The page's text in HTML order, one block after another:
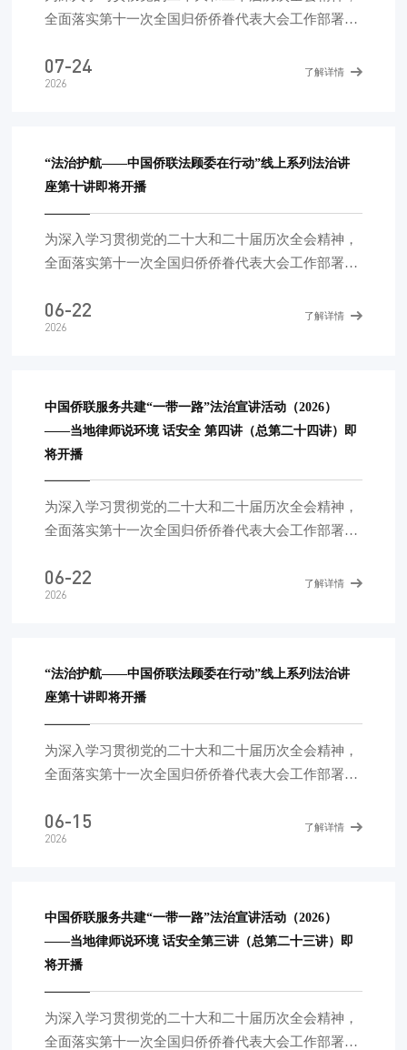
全面落实第十一次全国归侨侨眷代表大会工作部署，
会上的讲话精神，开展中国公民、中资机构海外风险
应对法律宣传，切实为中国公民和企业在共建“一带
说环境 话安全”法治宣讲活动。活动由中国侨联主
办，中国侨联法顾委、中国侨商会协办，中国中小企
律服务联盟支持。活动还得到全国工商联、中国中小
企业发展促进中心的大力支持。 今年第五讲(总第二
07-24
2026
了解详情
“法治护航——中国侨联法顾委在行动”线上系列法治讲
座第十讲即将开播
为深入学习贯彻党的二十大和二十届历次全会精神，
全面落实第十一次全国归侨侨眷代表大会工作部署，
侨企提供前置法律服务，帮助防范经营风险，由中国
侨联主办，中国侨联法顾委、中国侨商会协办的“法
接参见文末。 第十讲将于北京时间6月18日(周
四)14:30开播，由中国侨联法顾委民事经济专委会委
员，宁人律师事务所主任、权益合伙人刘建国律师主
讲，题目是《民营经济促进法实施一周年回看》。听
课链接参见下方海报。
06-22
2026
了解详情
中国侨联服务共建“一带一路”法治宣讲活动（2026）
——当地律师说环境 话安全 第四讲（总第二十四讲）即
将开播
为深入学习贯彻党的二十大和二十届历次全会精神，
全面落实第十一次全国归侨侨眷代表大会工作部署，
会上的讲话精神，开展中国公民、中资机构海外风险
应对法律宣传，切实为中国公民和企业在共建“一带
说环境 话安全”法治宣讲活动。活动由中国侨联主
办，中国侨联法顾委、中国侨商会协办，中国中小企
业国际合作协会、中国中小企业协会支持。活动还得
到全国工商
06-22
2026
了解详情
“法治护航——中国侨联法顾委在行动”线上系列法治讲
座第十讲即将开播
为深入学习贯彻党的二十大和二十届历次全会精神，
全面落实第十一次全国归侨侨眷代表大会工作部署，
侨企提供前置法律服务，帮助防范经营风险，由中国
侨联主办，中国侨联法顾委、中国侨商会协办的“法
接参见文末。 第十讲将于北京时间6月18日(周
四)14:30开播，由中国侨联法顾委民事经济专委会委
员，宁人律师事务所主任、权益合伙人刘建国律师主
课
06-15
2026
了解详情
中国侨联服务共建“一带一路”法治宣讲活动（2026）
——当地律师说环境 话安全第三讲（总第二十三讲）即
将开播
为深入学习贯彻党的二十大和二十届历次全会精神，
全面落实第十一次全国归侨侨眷代表大会工作部署，